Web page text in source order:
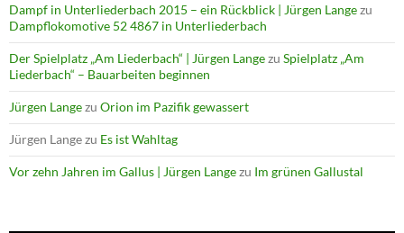
Dampf in Unterliederbach 2015 – ein Rückblick | Jürgen Langezu
Dampflokomotive 52 4867 in Unterliederbach
Der Spielplatz „Am Liederbach“ | Jürgen Langezu Spielplatz „Am
Liederbach“ – Bauarbeiten beginnen
Jürgen Langezu Orion im Pazifik gewassert
Jürgen Langezu Es ist Wahltag
Vor zehn Jahren im Gallus | Jürgen Langezu Im grünen Gallustal